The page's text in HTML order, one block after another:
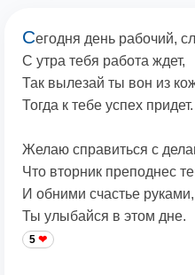
Сегодня день рабочий,
С утра тебя работа ждет,
Так вылезай ты вон из
Тогда к тебе успех придет.
Желаю справиться с
Что вторник преподнес
И обними счастье руками,
Ты улыбайся в этом дне.
5